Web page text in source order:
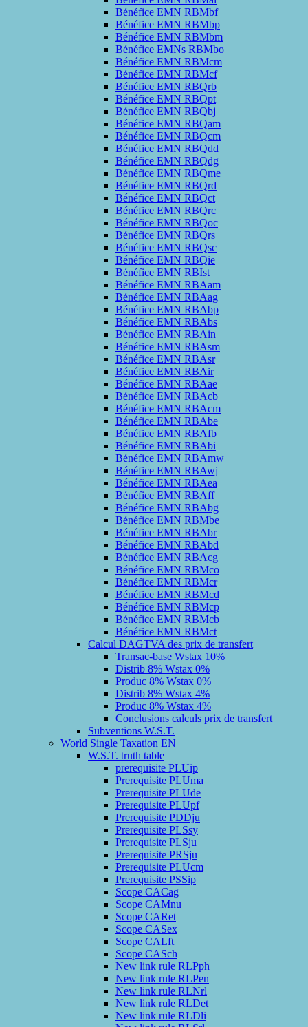
Bénéfice EMN RBMbf
Bénéfice EMN RBMbp
Bénéfice EMN RBMbm
Bénéfice EMNs RBMbo
Bénéfice EMN RBMcm
Bénéfice EMN RBMcf
Bénéfice EMN RBQrb
Bénéfice EMN RBQpt
Bénéfice EMN RBQbj
Bénéfice EMN RBQam
Bénéfice EMN RBQcm
Bénéfice EMN RBQdd
Bénéfice EMN RBQdg
Bénéfice EMN RBQme
Bénéfice EMN RBQrd
Bénéfice EMN RBQct
Bénéfice EMN RBQrc
Bénéfice EMN RBQoc
Bénéfice EMN RBQrs
Bénéfice EMN RBQsc
Bénéfice EMN RBQie
Bénéfice EMN RBIst
Bénéfice EMN RBAam
Bénéfice EMN RBAag
Bénéfice EMN RBAbp
Bénéfice EMN RBAbs
Bénéfice EMN RBAin
Bénéfice EMN RBAsm
Bénéfice EMN RBAsr
Bénéfice EMN RBAir
Bénéfice EMN RBAae
Bénéfice EMN RBAcb
Bénéfice EMN RBAcm
Bénéfice EMN RBAbe
Bénéfice EMN RBAfb
Bénéfice EMN RBAbi
Bénéfice EMN RBAmw
Bénéfice EMN RBAwj
Bénéfice EMN RBAea
Bénéfice EMN RBAff
Bénéfice EMN RBAbg
Bénéfice EMN RBMbe
Bénéfice EMN RBAbr
Bénéfice EMN RBAbd
Bénéfice EMN RBAcg
Bénéfice EMN RBMco
Bénéfice EMN RBMcr
Bénéfice EMN RBMcd
Bénéfice EMN RBMcp
Bénéfice EMN RBMcb
Bénéfice EMN RBMct
Calcul DAGTVA des prix de transfert
Transac-base Wstax 10%
Distrib 8% Wstax 0%
Produc 8% Wstax 0%
Distrib 8% Wstax 4%
Produc 8% Wstax 4%
Conclusions calculs prix de transfert
Subventions W.S.T.
World Single Taxation EN
W.S.T. truth table
prerequisite PLUip
Prerequisite PLUma
Prerequisite PLUde
Prerequisite PLUpf
Prerequisite PDDju
Prerequisite PLSsy
Prerequisite PLSju
Prerequisite PRSju
Prerequisite PLUcm
Prerequisite PSSip
Scope CACag
Scope CAMnu
Scope CARet
Scope CASex
Scope CALft
Scope CASch
New link rule RLPph
New link rule RLPen
New link rule RLNrl
New link rule RLDet
New link rule RLDli